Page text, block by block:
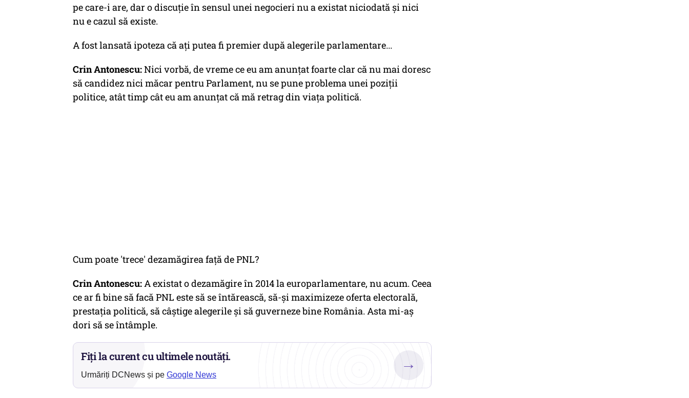
pe care-i are, dar o discuție în sensul unei negocieri nu a existat niciodată și nici
nu e cazul să existe.
A fost lansată ipoteza că ați putea fi premier după alegerile parlamentare...
Crin Antonescu:Nici vorbă, de vreme ce eu am anunțat foarte clar că nu mai doresc
să candidez nici măcar pentru Parlament, nu se pune problema unei poziții
politice, atât timp cât eu am anunțat că mă retrag din viața politică.
Cum poate 'trece' dezamăgirea față de PNL?
Crin Antonescu:A existat o dezamăgire în 2014 la europarlamentare, nu acum. Ceea
ce ar fi bine să facă PNL este să se întărească, să-și maximizeze oferta electorală,
prestația politică, să câștige alegerile și să guverneze bine România. Asta mi-aș
dori să se întâmple.
Fiți la curent cu ultimele noutăți.
Urmăriți DCNews și pe Google News
→